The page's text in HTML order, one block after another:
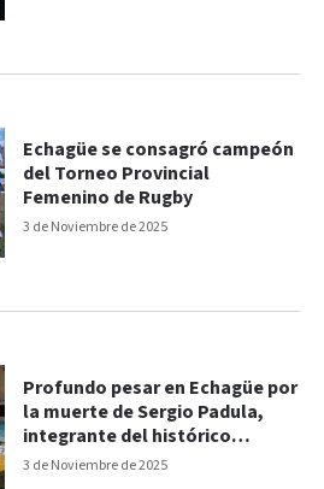
3 de Noviembre de 2025
Echagüe se consagró campeón
del Torneo Provincial
Femenino de Rugby
3 de Noviembre de 2025
Profundo pesar en Echagüe por
la muerte de Sergio Padula,
integrante del histórico
ascenso de 1985